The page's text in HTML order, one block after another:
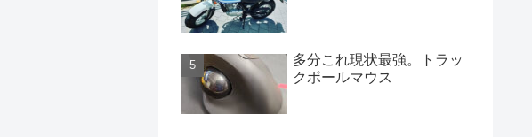
多分これ現状最強。トラッ
クボールマウス